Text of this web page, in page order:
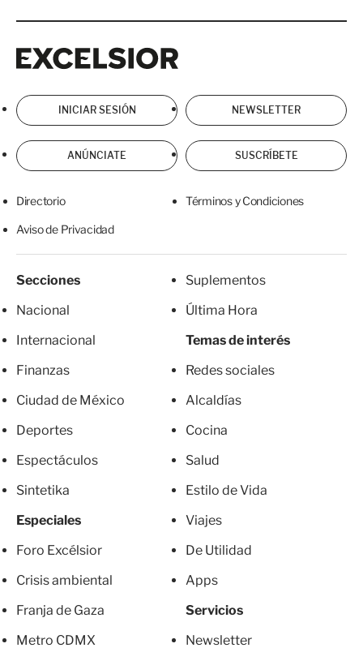
INICIAR SESIÓN NEWSLETTER
ANÚNCIATE SUSCRÍBETE
Directorio Términos y Condiciones
Aviso de Privacidad
Secciones
Nacional
Internacional
Finanzas
Ciudad de México
Deportes
Espectáculos
Sintetika
Especiales
Foro Excélsior
Crisis ambiental
Franja de Gaza
Metro CDMX
Suplementos
Última Hora
Temas de interés
Redes sociales
Alcaldías
Cocina
Salud
Estilo de Vida
Viajes
De Utilidad
Apps
Servicios
Newsletter